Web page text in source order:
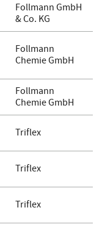
Follmann GmbH
& Co. KG
Follmann
Chemie GmbH
Follmann
Chemie GmbH
Triflex
Triflex
Triflex